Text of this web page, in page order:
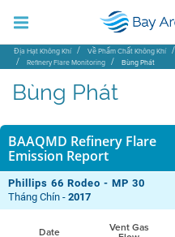
Địa Hạt Không Khí Về Phẩm Chất Không Khí
Refinery Flare Monitoring
Bùng Phát
Bùng Phát
BAAQMD Refinery Flare
Emission Report
Phillips 66 Rodeo - MP 30
Tháng Chín -2017
Date Vent Gas